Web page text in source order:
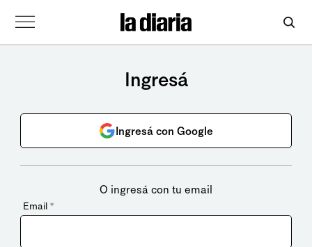
Ingresá
Ingresá con Google
O ingresá con tu email
Email *